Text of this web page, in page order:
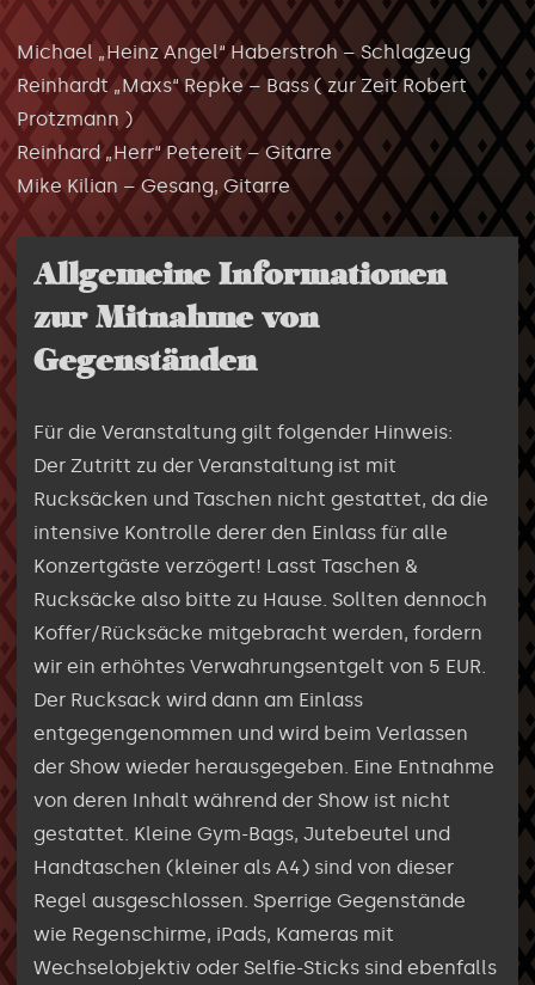
Michael „Heinz Angel“ Haberstroh – Schlagzeug
Reinhardt „Maxs“ Repke – Bass ( zur Zeit Robert
Protzmann )
Reinhard „Herr“ Petereit – Gitarre
Mike Kilian – Gesang, Gitarre
Allgemeine Informationen
zur Mitnahme von
Gegenständen
Für die Veranstaltung gilt folgender Hinweis:
Der Zutritt zu der Veranstaltung ist mit
Rucksäcken und Taschen nicht gestattet, da die
intensive Kontrolle derer den Einlass für alle
Konzertgäste verzögert! Lasst Taschen &
Rucksäcke also bitte zu Hause. Sollten dennoch
Koffer/Rücksäcke mitgebracht werden, fordern
wir ein erhöhtes Verwahrungsentgelt von 5 EUR.
Der Rucksack wird dann am Einlass
entgegengenommen und wird beim Verlassen
der Show wieder herausgegeben. Eine Entnahme
von deren Inhalt während der Show ist nicht
gestattet. Kleine Gym-Bags, Jutebeutel und
Handtaschen (kleiner als A4) sind von dieser
Regel ausgeschlossen. Sperrige Gegenstände
wie Regenschirme, iPads, Kameras mit
Wechselobjektiv oder Selfie-Sticks sind ebenfalls